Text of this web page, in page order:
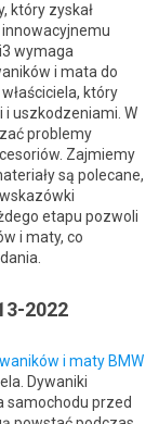
który zyskał
wymaga
i mata do
który
uszkodzeniami. W
problemy
Zajmiemy
są polecane,
etapu pozwoli
i maty, co
2022
i maty BMW
Dywaniki
samochodu przed